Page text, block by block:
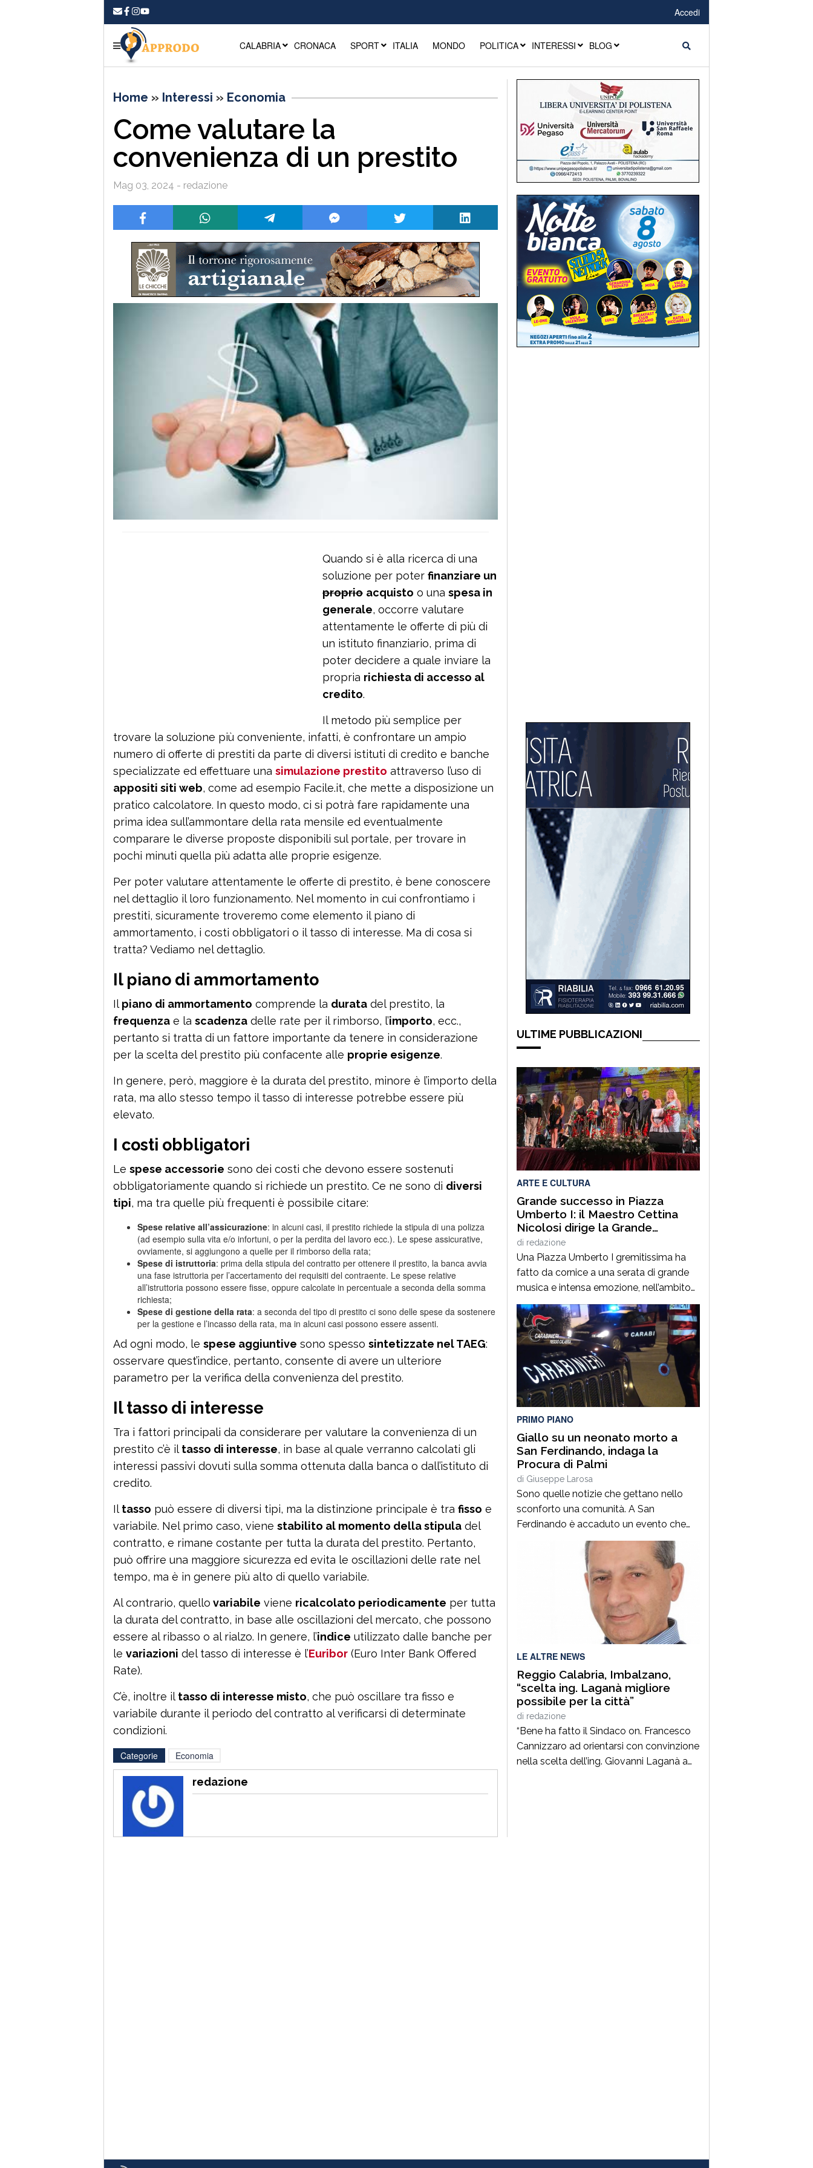
Accedi
CALABRIA CRONACA SPORT ITALIA MONDO POLITICA INTERESSI BLOG
Home » Interessi » Economia
Come valutare la
convenienza di un prestito
Mag 03, 2024 - redazione
Quando si è alla ricerca di una
soluzione per poter finanziare un
proprio acquisto o una spesa in
generale, occorre valutare
attentamente le offerte di più di
un istituto finanziario, prima di
poter decidere a quale inviare la
propria richiesta di accesso al
credito.
Il metodo più semplice per
trovare la soluzione più conveniente, infatti, è confrontare un ampio
numero di offerte di prestiti da parte di diversi istituti di credito e banche
specializzate ed effettuare una simulazione prestito attraverso l’uso di
appositi siti web, come ad esempio Facile.it, che mette a disposizione un
pratico calcolatore. In questo modo, ci si potrà fare rapidamente una
prima idea sull’ammontare della rata mensile ed eventualmente
comparare le diverse proposte disponibili sul portale, per trovare in
pochi minuti quella più adatta alle proprie esigenze.
Per poter valutare attentamente le offerte di prestito, è bene conoscere
nel dettaglio il loro funzionamento. Nel momento in cui confrontiamo i
prestiti, sicuramente troveremo come elemento il piano di
ammortamento, i costi obbligatori o il tasso di interesse. Ma di cosa si
tratta? Vediamo nel dettaglio.
Il piano di ammortamento
Il piano di ammortamento comprende la durata del prestito, la
frequenza e la scadenza delle rate per il rimborso, l’importo, ecc.,
pertanto si tratta di un fattore importante da tenere in considerazione
per la scelta del prestito più confacente alle proprie esigenze.
In genere, però, maggiore è la durata del prestito, minore è l’importo della
rata, ma allo stesso tempo il tasso di interesse potrebbe essere più
elevato.
I costi obbligatori
Le spese accessorie sono dei costi che devono essere sostenuti
obbligatoriamente quando si richiede un prestito. Ce ne sono di diversi
tipi, ma tra quelle più frequenti è possibile citare:
Spese relative all’assicurazione: in alcuni casi, il prestito richiede la stipula di una polizza
(ad esempio sulla vita e/o infortuni, o per la perdita del lavoro ecc.). Le spese assicurative,
ovviamente, si aggiungono a quelle per il rimborso della rata;
Spese di istruttoria: prima della stipula del contratto per ottenere il prestito, la banca avvia
una fase istruttoria per l’accertamento dei requisiti del contraente. Le spese relative
all’istruttoria possono essere fisse, oppure calcolate in percentuale a seconda della somma
richiesta;
Spese di gestione della rata: a seconda del tipo di prestito ci sono delle spese da sostenere
per la gestione e l’incasso della rata, ma in alcuni casi possono essere assenti.
Ad ogni modo, le spese aggiuntive sono spesso sintetizzate nel TAEG:
osservare quest’indice, pertanto, consente di avere un ulteriore
parametro per la verifica della convenienza del prestito.
Il tasso di interesse
Tra i fattori principali da considerare per valutare la convenienza di un
prestito c’è il tasso di interesse, in base al quale verranno calcolati gli
interessi passivi dovuti sulla somma ottenuta dalla banca o dall’istituto di
credito.
Il tasso può essere di diversi tipi, ma la distinzione principale è tra fisso e
variabile. Nel primo caso, viene stabilito al momento della stipula del
contratto, e rimane costante per tutta la durata del prestito. Pertanto,
può offrire una maggiore sicurezza ed evita le oscillazioni delle rate nel
tempo, ma è in genere più alto di quello variabile.
Al contrario, quello variabile viene ricalcolato periodicamente per tutta
la durata del contratto, in base alle oscillazioni del mercato, che possono
essere al ribasso o al rialzo. In genere, l’indice utilizzato dalle banche per
le variazioni del tasso di interesse è l’Euribor (Euro Inter Bank Offered
Rate).
C’è, inoltre il tasso di interesse misto, che può oscillare tra fisso e
variabile durante il periodo del contratto al verificarsi di determinate
condizioni.
Categorie Economia
redazione
ULTIME PUBBLICAZIONI
ARTE E CULTURA
Grande successo in Piazza
Umberto I: il Maestro Cettina
Nicolosi dirige la Grande
Orchestra Sinfonica “Tosti” e il
Coro Lirico “Salecchi” Città di
Chieti
di redazione
Una Piazza Umberto I gremitissima ha
fatto da cornice a una serata di grande
musica e intensa emozione, nell’ambito
dell’evento “Grandi Concerti”, che ha visto
protagonista il Maestro Cettina Nicolosi,
sul podio della Grande Orchestra
Sinfonica “Tosti” e del Coro Lirico
“Salecchi” Città di Chieti.Davanti a un
pubblico numeroso e partecipe, la
musica ha conquistato […]
PRIMO PIANO
Giallo su un neonato morto a
San Ferdinando, indaga la
Procura di Palmi
di Giuseppe Larosa
Sono quelle notizie che gettano nello
sconforto una comunità. A San
Ferdinando è accaduto un evento che
lascia senza parole chiunque specie
quando c’è il corpo senza vita di un
neonato,. La Procura di Palmi ha attivato
le indagini per fare luce sull’accaduto.
Non si hanno al momento, notizie certe
sul decesso, si stanno battendo […]
LE ALTRE NEWS
Reggio Calabria, Imbalzano,
“scelta ing. Laganà migliore
possibile per la città”
di redazione
“Bene ha fatto il Sindaco on. Francesco
Cannizzaro ad orientarsi con convinzione
nella scelta dell’ing. Giovanni Laganà a